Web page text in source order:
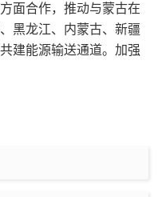
面合作，推动与蒙古在
黑龙江、内蒙古、新疆
建能源输送通道。加强